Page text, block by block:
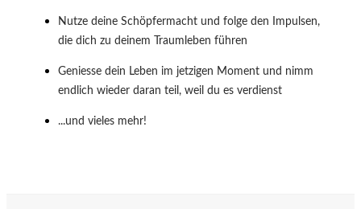
Nutze deine Schöpfermacht und folge den Impulsen,
die dich zu deinem Traumleben führen
Geniesse dein Leben im jetzigen Moment und nimm
endlich wieder daran teil, weil du es verdienst
...und vieles mehr!